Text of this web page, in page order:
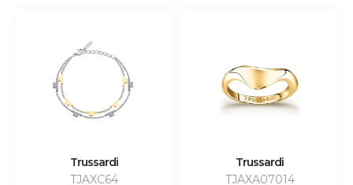
Trussardi
TJAXC64
Trussardi
TJAXA07014